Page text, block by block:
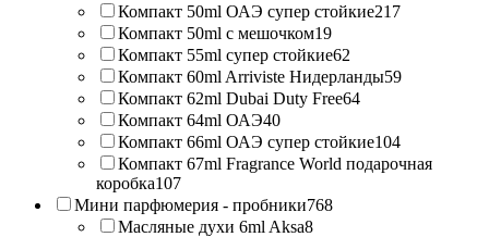
Компакт 50ml ОАЭ супер стойкие217
Компакт 50ml с мешочком19
Компакт 55ml супер стойкие62
Компакт 60ml Arriviste Нидерланды59
Компакт 62ml Dubai Duty Free64
Компакт 64ml ОАЭ40
Компакт 66ml ОАЭ супер стойкие104
Компакт 67ml Fragrance World подарочная
коробка107
Мини парфюмерия - пробники768
Масляные духи 6ml Aksa8